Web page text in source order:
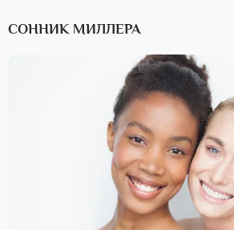
СОННИК МИЛЛЕРА